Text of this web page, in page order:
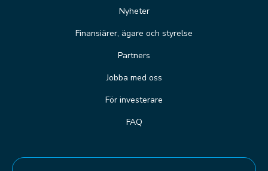
Nyheter
Finansiärer, ägare och styrelse
Partners
Jobba med oss
För investerare
FAQ